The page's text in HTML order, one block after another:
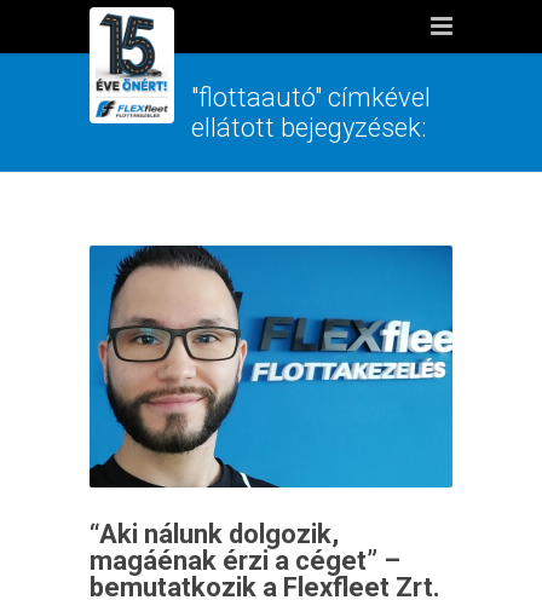
"flottaautó" címkével
ellátott bejegyzések:
“Aki nálunk dolgozik,
magáénak érzi a céget” –
bemutatkozik a Flexfleet Zrt.